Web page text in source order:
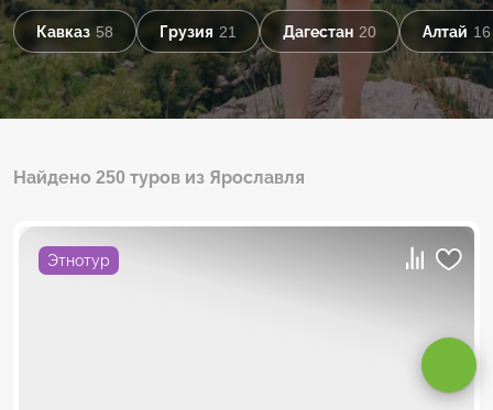
Кавказ 58 Грузия 21 Дагестан 20 Алтай 16
Найдено 250 туров из Ярославля
Этнотур